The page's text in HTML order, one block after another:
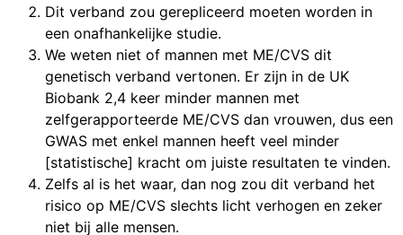
Dit verband zou gerepliceerd moeten worden in
een onafhankelijke studie.
We weten niet of mannen met ME/CVS dit
genetisch verband vertonen. Er zijn in de UK
Biobank 2,4 keer minder mannen met
zelfgerapporteerde ME/CVS dan vrouwen, dus een
GWAS met enkel mannen heeft veel minder
[statistische] kracht om juiste resultaten te vinden.
Zelfs al is het waar, dan nog zou dit verband het
risico op ME/CVS slechts licht verhogen en zeker
niet bij alle mensen.